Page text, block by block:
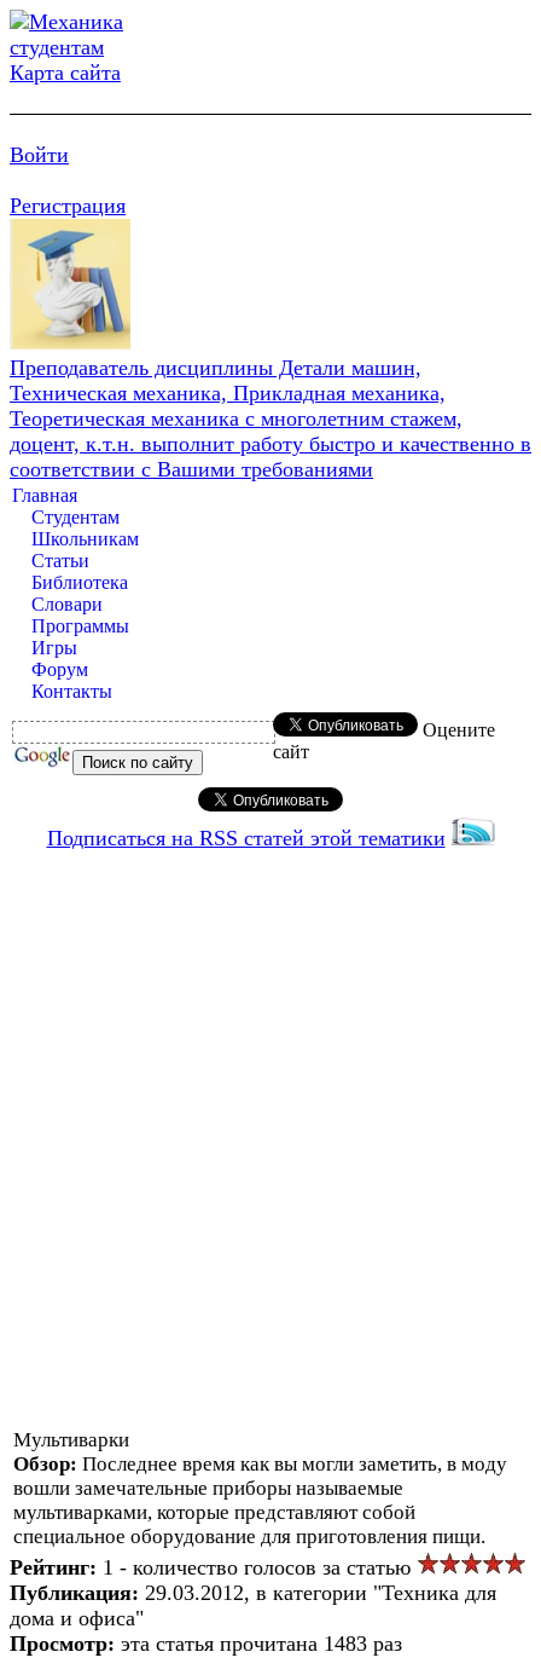
Карта сайта
Войти
Регистрация
Преподаватель дисциплины Детали машин,
Техническая механика, Прикладная механика,
Теоретическая механика с многолетним стажем,
доцент, к.т.н. выполнит работу быстро и качественно в
соответствии с Вашими требованиями
Главная
Студентам
Школьникам
Статьи
Библиотека
Словари
Программы
Игры
Форум
Контакты
Оцените
сайт
Подписаться на RSS статей этой тематики
Мультиварки
Обзор: Последнее время как вы могли заметить, в моду
вошли замечательные приборы называемые
мультиварками, которые представляют собой
специальное оборудование для приготовления пищи.
Рейтинг: 1 - количество голосов за статью
Публикация: 29.03.2012, в категории "Техника для
дома и офиса"
Просмотр: эта статья прочитана 1483 раз